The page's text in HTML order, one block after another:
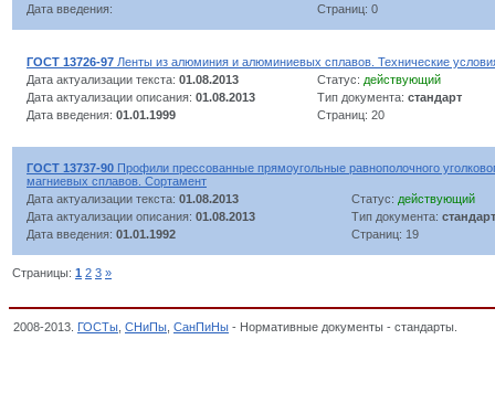
Дата введения:
Страниц: 0
ГОСТ 13726-97 Ленты из алюминия и алюминиевых сплавов. Технические
Дата актуализации текста: 01.08.2013 Статус: действующий
Дата актуализации описания: 01.08.2013 Тип документа: стандарт
Дата введения: 01.01.1999 Страниц: 20
ГОСТ 13737-90 Профили прессованные прямоугольные равнополочного
магниевых сплавов. Сортамент
Дата актуализации текста: 01.08.2013 Статус: действующий
Дата актуализации описания: 01.08.2013 Тип документа: стандарт
Дата введения: 01.01.1992 Страниц: 19
Страницы: 1 2 3 »
2008-2013. ГОСТы СНиПы СанПиНы - Нормативные документы - стандарты.